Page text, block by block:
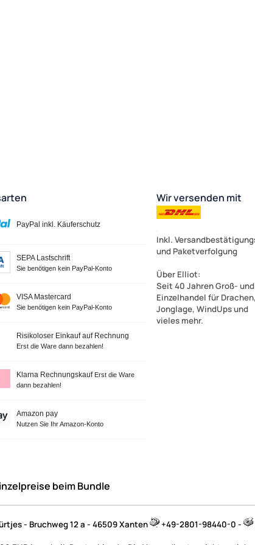
PayPal inkl. Käuferschutz
SEPA Lastschrift
Sie benötigen kein PayPal-Konto
VISA Mastercard
Sie benötigen kein PayPal-Konto
Risikoloser Einkauf auf Rechnung
Erst die Ware dann bezahlen!
Klarna Rechnungskauf Erst die Ware
dann bezahlen!
Amazon pay
Nutzen Sie Ihr Amazon-Konto
Wir versenden mit
Inkl.
und Paketverfolgung
Über Elliot:
Seit 40 Jahren Groß- und
Einzelhandel für Drachen,
Jonglage, WindUps und
vieles mehr.
beim Bundle
- Bruchweg 12 a - 46509 Xanten +49-2801-98440-0 -